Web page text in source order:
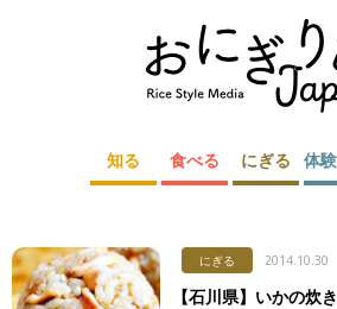
知る 食べる にぎる 体
にぎる 2014.10.30
【石川県】いかの炊